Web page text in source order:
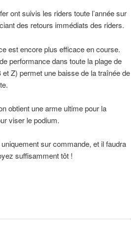
ont suivis les riders toute l’année sur
des retours immédiats des riders.
est encore plus efficace en course.
performance dans toute la plage de
Z) permet une baisse de la traînée de
obtient une arme ultime pour la
viser le podium.
sur commande, et il faudra
suffisamment tôt !